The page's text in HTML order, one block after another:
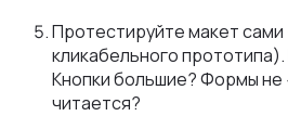
Протестируйте макет
кликабельного
Кнопки большие? Формы не
читается?